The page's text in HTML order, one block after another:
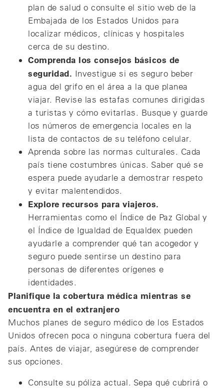
plan de salud o consulte el sitio web de la
Embajada de los Estados Unidos para
localizar médicos, clínicas y hospitales
cerca de su destino.
Comprenda los consejos básicos de
seguridad. Investigue si es seguro beber
agua del grifo en el área a la que planea
viajar. Revise las estafas comunes dirigidas
a turistas y cómo evitarlas. Busque y guarde
los números de emergencia locales en la
lista de contactos de su teléfono celular.
Aprenda sobre las normas culturales. Cada
país tiene costumbres únicas. Saber qué se
espera puede ayudarle a demostrar respeto
y evitar malentendidos.
Explore recursos para viajeros.
Herramientas como el Índice de Paz Global y
el Índice de Igualdad de Equaldex pueden
ayudarle a comprender qué tan acogedor y
seguro puede sentirse un destino para
personas de diferentes orígenes e
identidades.
Planifique la cobertura médica mientras se
encuentra en el extranjero
Muchos planes de seguro médico de los Estados
Unidos ofrecen poca o ninguna cobertura fuera del
país. Antes de viajar, asegúrese de comprender
sus opciones.
Consulte su póliza actual. Sepa qué cubrirá o